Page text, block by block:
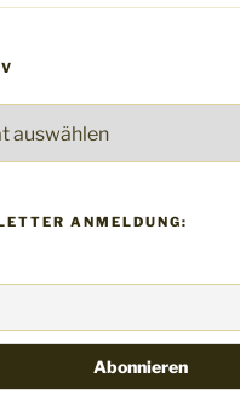
ANMELDUNG: